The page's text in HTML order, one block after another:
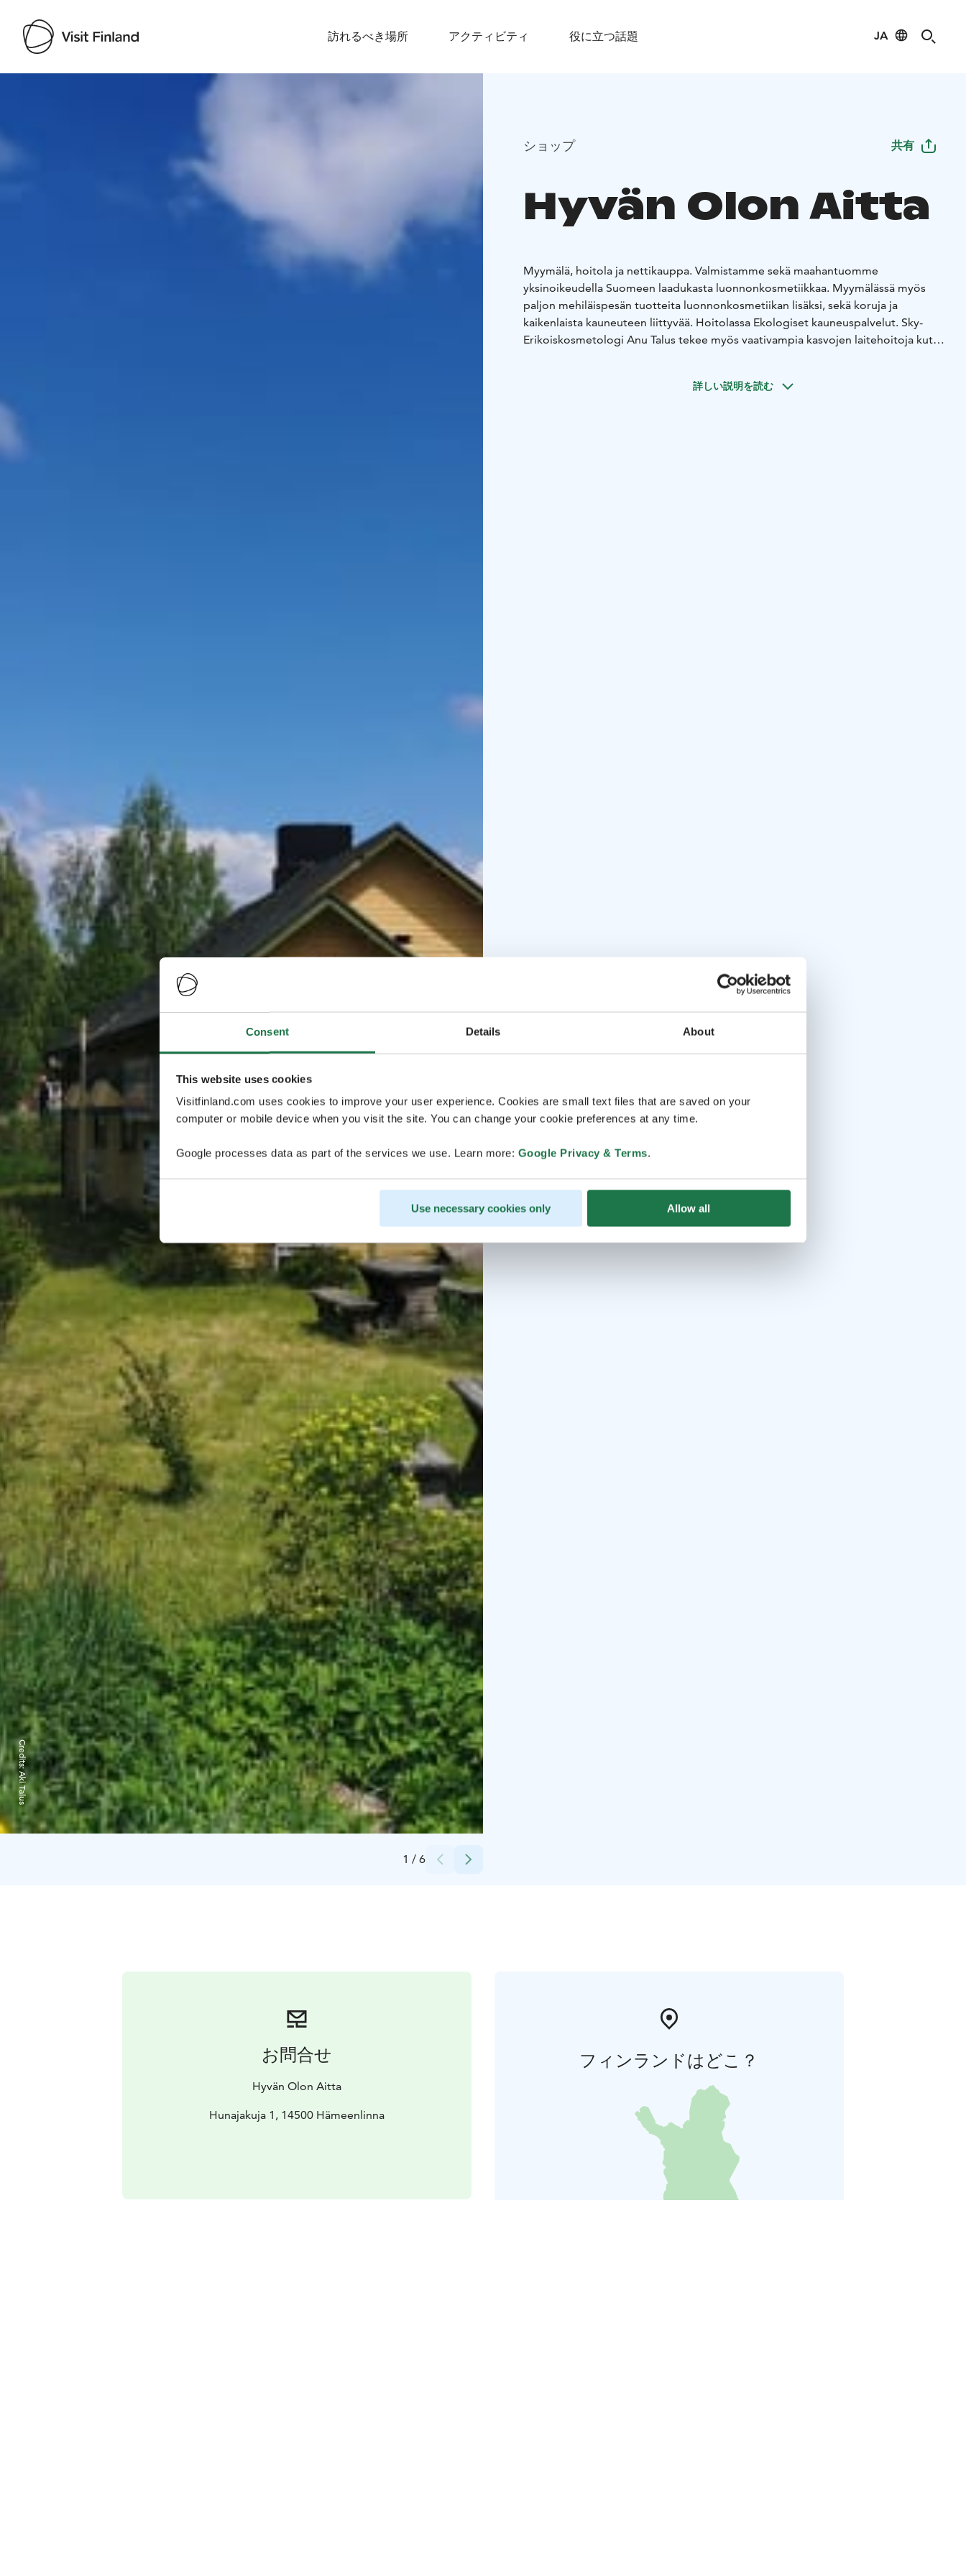
Consent Details About
This website uses cookies
Visitfinland.com uses cookies to improve your user experience. Cookies are small text files that are saved on your
computer or mobile device when you visit the site. You can change your cookie preferences at any time.
Google processes data as part of the services we use. Learn more: Google Privacy & Terms.
Use necessary cookies only Allow all
訪れるべき場所 アクティビティ 役に立つ話題 JA
Visit Finland
1 / 6
Credits:
Aki Talus
ショップ 共有
Hyvän Olon Aitta
Myymälä, hoitola ja nettikauppa. Valmistamme sekä maahantuomme
yksinoikeudella Suomeen laadukasta luonnonkosmetiikkaa. Myymälässä myös
paljon mehiläispesän tuotteita luonnonkosmetiikan lisäksi, sekä koruja ja
kaikenlaista kauneuteen liittyvää. Hoitolassa Ekologiset kauneuspalvelut. Sky-
Erikoiskosmetologi Anu Talus tekee myös vaativampia kasvojen laitehoitoja kuten
詳しい説明を読む
お問合せ
Hyvän Olon Aitta
Hunajakuja 1, 14500 Hämeenlinna
フィンランドはどこ？